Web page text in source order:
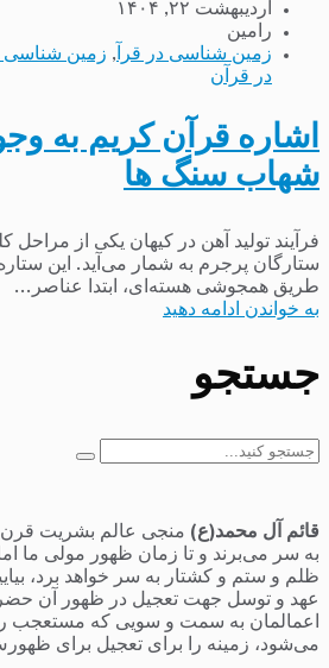
اردیبهشت ۲۲, ۱۴۰۴
رامین
زمین شناسی در قرآ, زمین شناسی
در قرآن
اشاره قرآن کریم به
شهاب سنگ ها
فرآیند تولید آهن در کیهان یکی از
ستارگان پرجرم به شمار می‌آید. این
طریق همجوشی هسته‌ای، ابتدا عناصر...
به خواندن ادامه دهید
جستجو
جستجو
قائم آل محمد(ع) منجی عالم بشریت
به سر می‌برند و تا زمان ظهور مولی ما
ظلم و ستم و کشتار به سر خواهد برد،
عهد و توسل جهت تعجیل در ظهور آن
اعمالمان به سمت و سویی که
می‌شود، زمینه را برای تعجیل برای